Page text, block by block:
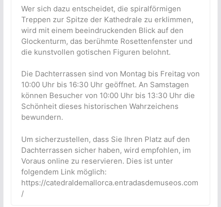
Wer sich dazu entscheidet, die spiralförmigen
Treppen zur Spitze der Kathedrale zu erklimmen,
wird mit einem beeindruckenden Blick auf den
Glockenturm, das berühmte Rosettenfenster und
die kunstvollen gotischen Figuren belohnt.
Die Dachterrassen sind von Montag bis Freitag von
10:00 Uhr bis 16:30 Uhr geöffnet. An Samstagen
können Besucher von 10:00 Uhr bis 13:30 Uhr die
Schönheit dieses historischen Wahrzeichens
bewundern.
Um sicherzustellen, dass Sie Ihren Platz auf den
Dachterrassen sicher haben, wird empfohlen, im
Voraus online zu reservieren. Dies ist unter
folgendem Link möglich:
https://catedraldemallorca.entradasdemuseos.com
/